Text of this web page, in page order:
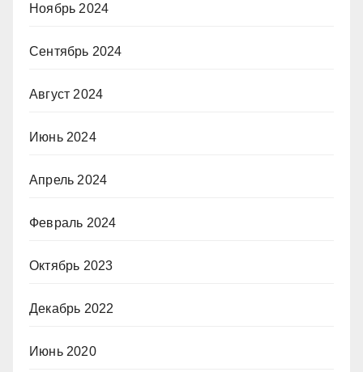
Ноябрь 2024
Сентябрь 2024
Август 2024
Июнь 2024
Апрель 2024
Февраль 2024
Октябрь 2023
Декабрь 2022
Июнь 2020